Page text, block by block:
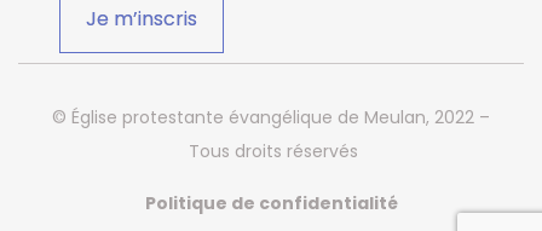
© Église protestante évangélique de Meulan, 2022 –
Tous droits réservés
Politique de confidentialité